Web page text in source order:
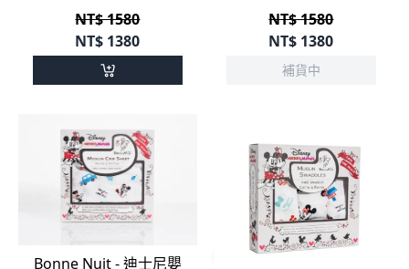
NT$ 1580
NT$ 1380
NT$ 1580
NT$ 1380
補貨中
Bonne Nuit - 迪士尼嬰